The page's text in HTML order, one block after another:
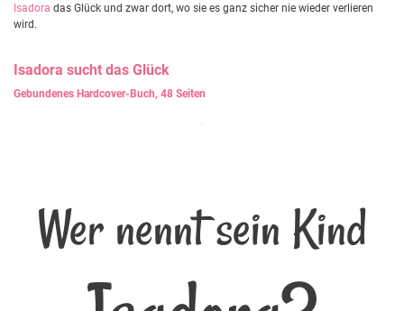
Isadora das Glück und zwar dort, wo sie es ganz sicher nie wieder verlieren
wird.
Isadora sucht das Glück
Gebundenes Hardcover-Buch, 48 Seiten
Wer nennt sein Kind